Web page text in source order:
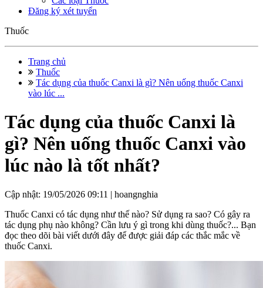
Đăng ký xét tuyển
Thuốc
Trang chủ
Thuốc
Tác dụng của thuốc Canxi là gì? Nên uống thuốc Canxi
vào lúc ...
Tác dụng của thuốc Canxi là
gì? Nên uống thuốc Canxi vào
lúc nào là tốt nhất?
Cập nhật: 19/05/2026 09:11 | hoangnghia
Thuốc Canxi có tác dụng như thế nào? Sử dụng ra sao? Có gây ra
tác dụng phụ nào không? Cần lưu ý gì trong khi dùng thuốc?... Bạn
đọc theo dõi bài viết dưới đây để được giải đáp các thắc mắc về
thuốc Canxi.